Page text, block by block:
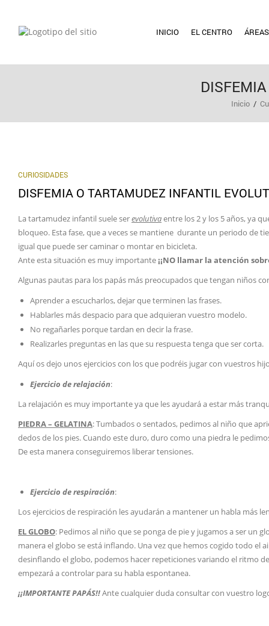
INICIO EL CENTRO ÁREAS
Inicio /
CURIOSIDADES
DISFEMIA O TARTAMUDEZ INFANTIL
La tartamudez infantil suele serevolutivaentre los 2 y los 5 años, ya
bloqueo. Esta fase, que a veces se mantiene durante un periodo de
igual que puede ser caminar o montar en bicicleta.
Ante esta situación es muy importante ¡¡NO llamar la atención
Algunas pautas para los papás más preocupados que tengan niños
Aprender a escucharlos, dejar que terminen las frases.
Hablarles más despacio para que adquieran vuestro modelo.
No regañarles porque tardan en decir la frase.
Realizarles preguntas en las que su respuesta tenga que ser corta.
Aquí os dejo unos ejercicios con los que podréis jugar con vuestros
Ejercicio de relajación:
La relajación es muy importante ya que les ayudará a estar más
PIEDRA – GELATINA: Tumbados o sentados, pedimos al niño que
dedos de los pies. Cuando este duro, duro como una piedra le
De esta manera conseguiremos liberar tensiones.
Ejercicio de respiración:
Los ejercicios de respiración les ayudarán a mantener un habla más
EL GLOBO: Pedimos al niño que se ponga de pie y jugamos a ser un
manera el globo se está inflando. Una vez que hemos cogido todo el
desinflando el globo, podemos hacer repeticiones variando el ritmo
empezará a controlar para su habla espontanea.
¡¡IMPORTANTE PAPÁS!!Ante cualquier duda consultar con vuestro